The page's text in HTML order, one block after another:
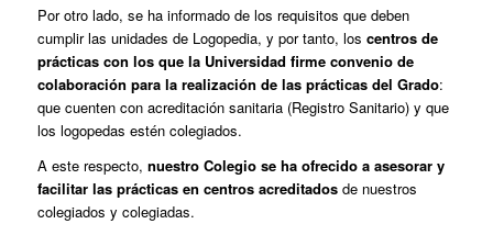
Por otro lado, se ha informado de los requisitos que deben
cumplir las unidades de Logopedia, y por tanto, los centros de
prácticas con los que la Universidad firme convenio de
colaboración para la realización de las prácticas del Grado:
que cuenten con acreditación sanitaria (Registro Sanitario) y que
los logopedas estén colegiados.
A este respecto, nuestro Colegio se ha ofrecido a asesorar y
facilitar las prácticas en centros acreditados de nuestros
colegiados y colegiadas.